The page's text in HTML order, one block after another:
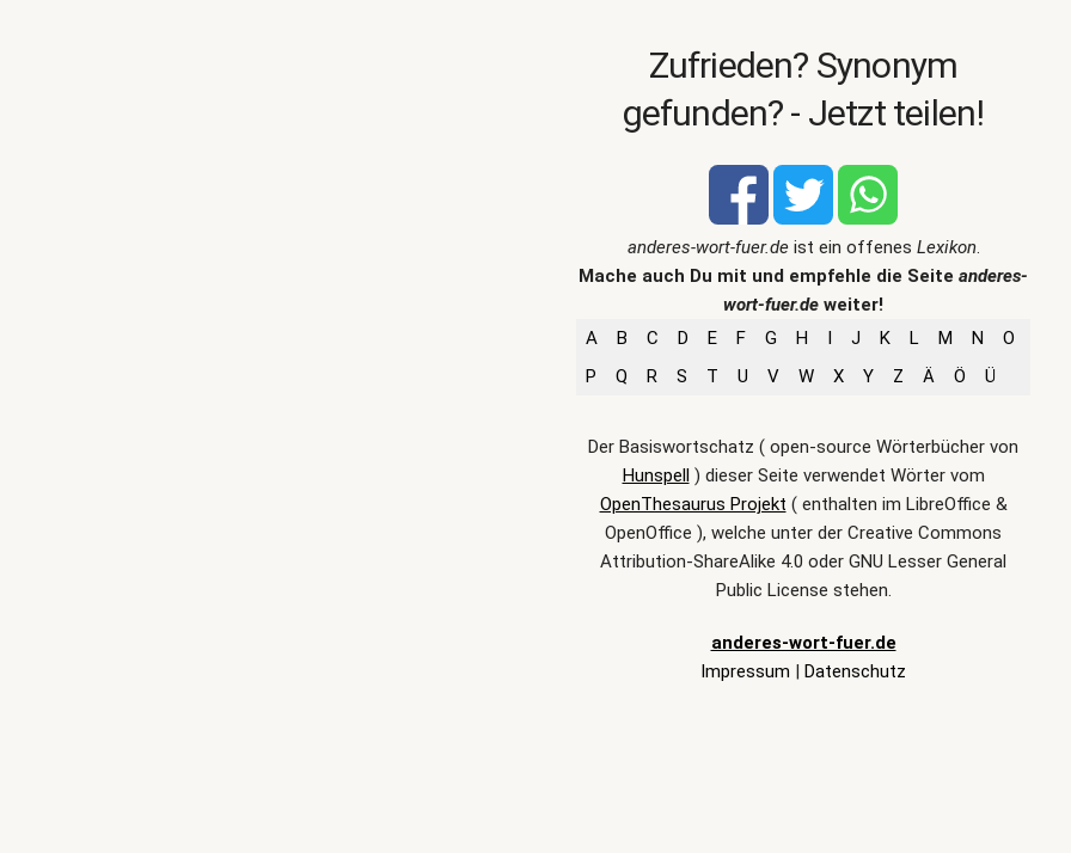
Zufrieden? Synonym
gefunden? - Jetzt teilen!
anderes-wort-fuer.deist ein offenes Lexikon.
Mache auch Du mit und empfehle die Seite anderes-
wort-fuer.de weiter!
A
B C D E F G H I J K L M N
O
P
Q R S T U V W X Y Z Ä Ö Ü
Der Basiswortschatz ( open-source Wörterbücher von
Hunspell) dieser Seite verwendet Wörter vom
OpenThesaurus Projekt ( enthalten im LibreOffice &
OpenOffice ), welche unter der Creative Commons
Attribution-ShareAlike 4.0 oder GNU Lesser General
Public License stehen.
anderes-wort-fuer.de
Impressum | Datenschutz